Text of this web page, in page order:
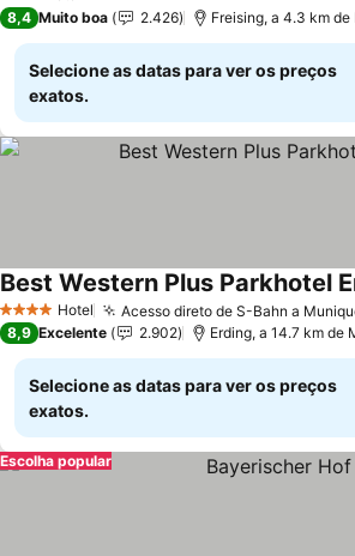
8,4 Muito boa 2.426 Freising, a 4.3 km
Selecione as datas para ver os preços
exatos.
4 EstrelasHotel Acesso direto de S-Bahn a
Best Western Plus Parkhotel
8,9 Excelente 2.902 Erding, a 14.7 km de
Selecione as datas para ver os preços
exatos.
Escolha popular